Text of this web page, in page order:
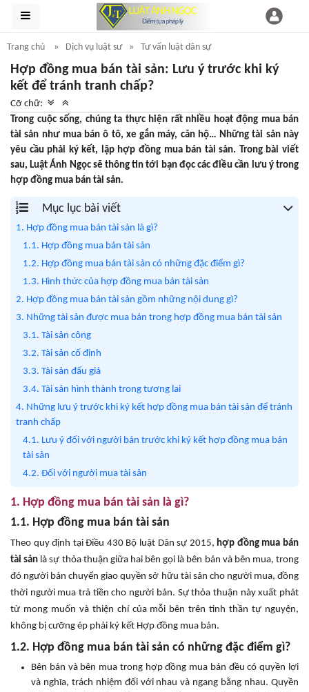
Trang chủ Dịch vụ luật sư Tư vấn luật dân sự
Hợp đồng mua bán tài sản: Lưu ý trước khi ký
kết để tránh tranh chấp?
Cỡ chữ:
Trong cuộc sống, chúng ta thực hiện rất nhiều hoạt động mua bán
tài sản như mua bán ô tô, xe gắn máy, căn hộ… Những tài sản này
yêu cầu phải ký kết, lập hợp đồng mua bán tài sản. Trong bài viết
sau, Luật Ánh Ngọc sẽ thông tin tới bạn đọc các điều cần lưu ý trong
hợp đồng mua bán tài sản.
Mục lục bài viết
1. Hợp đồng mua bán tài sản là gì?
1.1. Hợp đồng mua bán tài sản
1.2. Hợp đồng mua bán tài sản có những đặc điểm gì?
1.3. Hình thức của hợp đồng mua bán tài sản
2. Hợp đồng mua bán tài sản gồm những nội dung gì?
3. Những tài sản được mua bán trong hợp đồng mua bán tài sản
3.1. Tài sản công
3.2. Tài sản cố định
3.3. Tài sản đấu giá
3.4. Tài sản hình thành trong tương lai
4. Những lưu ý trước khi ký kết hợp đồng mua bán tài sản để tránh
tranh chấp
4.1. Lưu ý đối với người bán trước khi ký kết hợp đồng mua bán
tài sản
4.2. Đối với người mua tài sản
1. Hợp đồng mua bán tài sản là gì?
1.1. Hợp đồng mua bán tài sản
Theo quy định tại Điều 430 Bộ luật Dân sự 2015, hợp đồng mua bán
tài sản là sự thỏa thuận giữa hai bên gọi là bên bán và bên mua, trong
đó người bán chuyển giao quyền sở hữu tài sản cho người mua, đồng
thời người mua trả tiền cho người bán. Sự thỏa thuận này xuất phát
từ mong muốn và thiện chí của mỗi bên trên tinh thần tự nguyện,
không bị cưỡng ép phải ký kết Hợp đồng mua bán.
1.2. Hợp đồng mua bán tài sản có những đặc điểm gì?
Bên bán và bên mua trong hợp đồng mua bán đều có quyền lợi
và nghĩa, trách nhiệm đối với nhau và ngang bằng nhau. Quyền